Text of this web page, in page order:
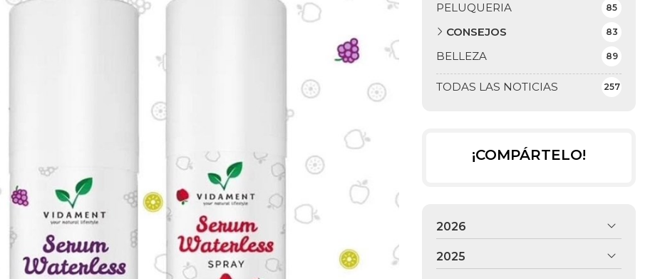
TODAS LAS NOTICIAS 257
PELUQUERIA 85
CONSEJOS 83
BELLEZA 89
¡COMPÁRTELO!
2026
2025